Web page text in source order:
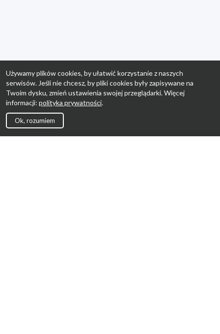
Używamy plików cookies, by ułatwić korzystanie z naszych
serwisów. Jeśli nie chcesz, by pliki cookies były zapisywane na
Twoim dysku, zmień ustawienia swojej przeglądarki. Więcej
informacji: polityka prywatności.
Ok, rozumiem